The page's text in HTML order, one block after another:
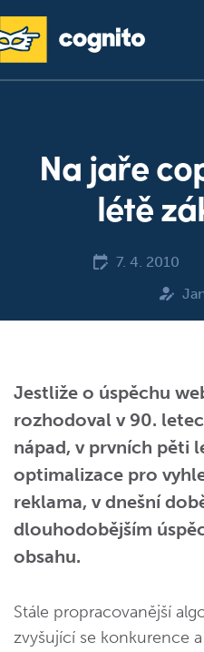
Na jaře
létě
7. 4. 2010
Jestliže o úspěchu
rozhodoval v 90.
nápad, v prvních pěti
optimalizace pro
reklama, v dnešní
dlouhodobějším
obsahu.
Stále propracovanější
zvyšující se konkurence